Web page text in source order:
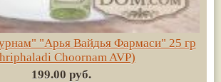
"Арья Вайдья Фармаси" 25 гр
Choornam AVP)
199.00 руб.